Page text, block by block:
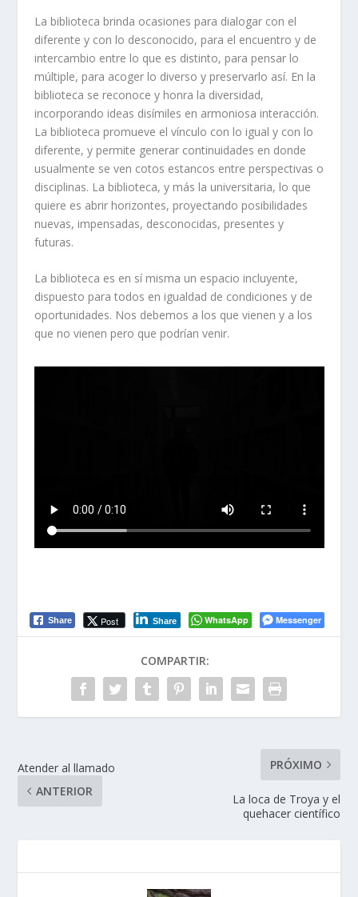
La biblioteca brinda ocasiones para dialogar con el
diferente y con lo desconocido, para el encuentro y de
intercambio entre lo que es distinto, para pensar lo
múltiple, para acoger lo diverso y preservarlo así. En la
biblioteca se reconoce y honra la diversidad,
incorporando ideas disímiles en armoniosa interacción.
La biblioteca promueve el vínculo con lo igual y con lo
diferente, y permite generar continuidades en donde
usualmente se ven cotos estancos entre perspectivas o
disciplinas. La biblioteca, y más la universitaria, lo que
quiere es abrir horizontes, proyectando posibilidades
nuevas, impensadas, desconocidas, presentes y
futuras.
La biblioteca es en sí misma un espacio incluyente,
dispuesto para todos en igualdad de condiciones y de
oportunidades. Nos debemos a los que vienen y a los
que no vienen pero que podrían venir.
Share Post Share WhatsApp Messenger
COMPARTIR:
Atender al llamado
ANTERIOR
PRÓXIMO
La loca de Troya y el
quehacer científico